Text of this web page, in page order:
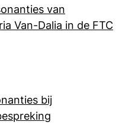
van
Van-Dalia in de FTC
bij